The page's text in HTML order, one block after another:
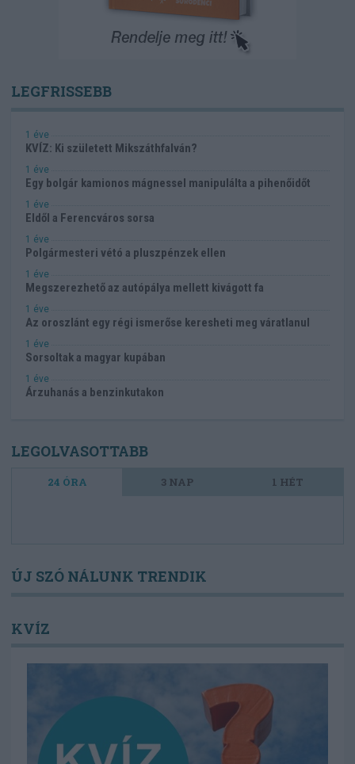
LEGFRISSEBB
1 éve
KVÍZ: Ki született Mikszáthfalván?
1 éve
Egy bolgár kamionos mágnessel manipulálta a pihenőidőt
1 éve
Eldől a Ferencváros sorsa
1 éve
Polgármesteri vétó a pluszpénzek ellen
1 éve
Megszerezhető az autópálya mellett kivágott fa
1 éve
Az oroszlánt egy régi ismerőse keresheti meg váratlanul
1 éve
Sorsoltak a magyar kupában
1 éve
Árzuhanás a benzinkutakon
LEGOLVASOTTABB
24 ÓRA 3 NAP 1 HÉT
ÚJ SZÓ NÁLUNK TRENDIK
KVÍZ